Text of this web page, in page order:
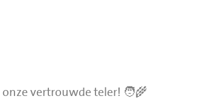
vertrouwde teler! 🧑‍🌾